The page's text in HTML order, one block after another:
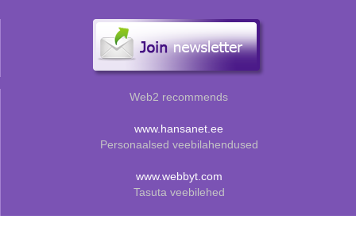
Web2 recommends
www.hansanet.ee
Personaalsed veebilahendused
www.webbyt.com
Tasuta veebilehed